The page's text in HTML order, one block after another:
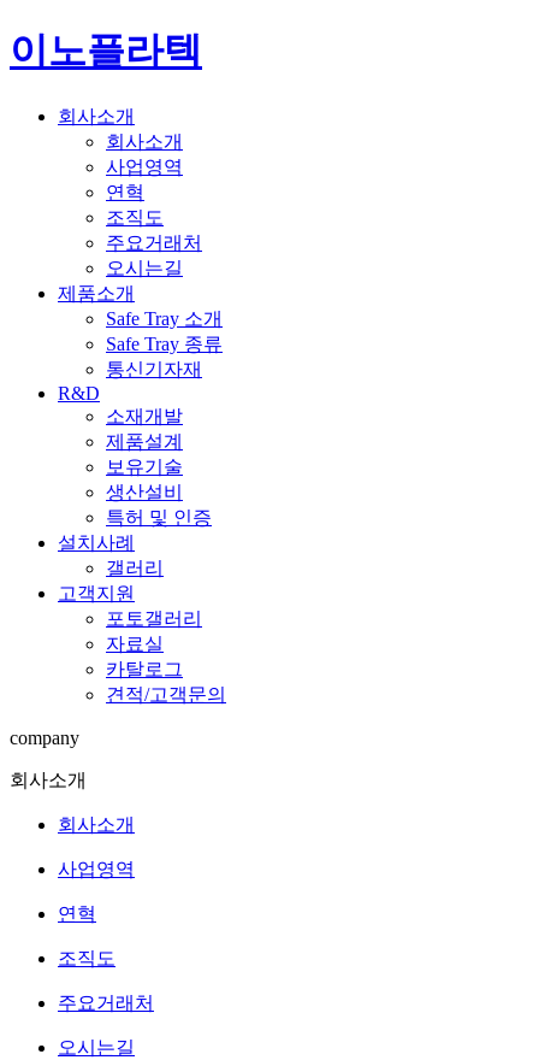
이노플라텍
회사소개
회사소개
사업영역
연혁
조직도
주요거래처
오시는길
제품소개
Safe Tray 소개
Safe Tray 종류
통신기자재
R&D
소재개발
제품설계
보유기술
생산설비
특허 및 인증
설치사례
갤러리
고객지원
포토갤러리
자료실
카탈로그
견적/고객문의
company
회사소개
회사소개
사업영역
연혁
조직도
주요거래처
오시는길